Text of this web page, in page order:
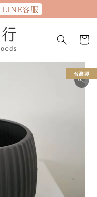
LINE客服
台灣製